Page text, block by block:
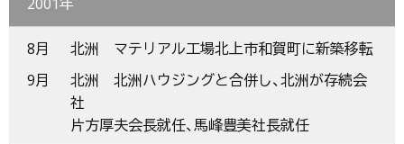
8月
北洲 マテリアル工場北上市和賀町に新築移転
9月
北洲 北洲ハウジングと合併し、北洲が存続会
社
片方厚夫会長就任、馬峰豊美社長就任